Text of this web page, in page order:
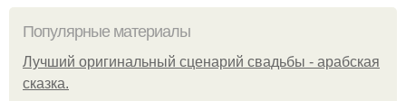
Популярные материалы
Лучший оригинальный сценарий свадьбы - арабская
сказка.